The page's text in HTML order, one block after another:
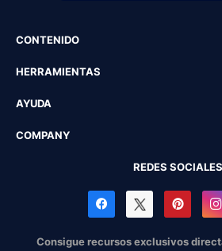
CONTENIDO
HERRAMIENTAS
AYUDA
COMPANY
REDES SOCIALES
Consigue recursos exclusivos